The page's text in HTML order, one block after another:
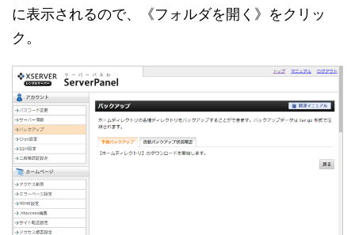
に表示されるので、《フォルダを開く》をクリッ
ク。